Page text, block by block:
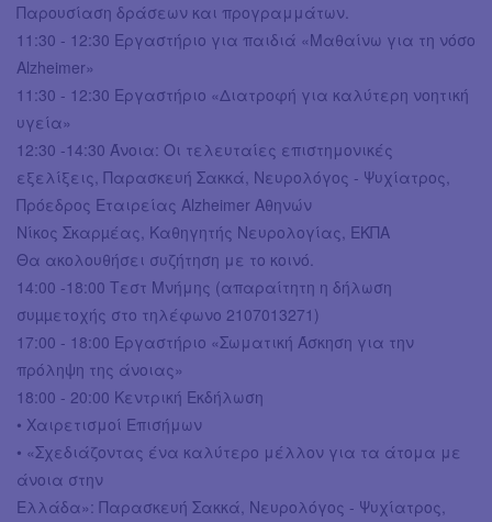
Παρουσίαση δράσεων και προγραμμάτων.
11:30 - 12:30 Εργαστήριο για παιδιά «Μαθαίνω για τη νόσο
Alzheimer»
11:30 - 12:30 Εργαστήριο «Διατροφή για καλύτερη νοητική
υγεία»
12:30 -14:30 Άνοια: Οι τελευταίες επιστημονικές
εξελίξεις, Παρασκευή Σακκά, Νευρολόγος - Ψυχίατρος,
Πρόεδρος Εταιρείας Alzheimer Αθηνών
Νίκος Σκαρµέας, Καθηγητής Νευρολογίας, ΕΚΠΑ
Θα ακολουθήσει συζήτηση με το κοινό.
14:00 -18:00 Τεστ Μνήμης (απαραίτητη η δήλωση
συµµετοχής στο τηλέφωνο 2107013271)
17:00 - 18:00 Εργαστήριο «Σωματική Άσκηση για την
πρόληψη της άνοιας»
18:00 - 20:00 Κεντρική Εκδήλωση
• Χαιρετισμοί Επισήμων
• «Σχεδιάζοντας ένα καλύτερο μέλλον για τα άτομα με
άνοια στην
Ελλάδα»: Παρασκευή Σακκά, Νευρολόγος - Ψυχίατρος,